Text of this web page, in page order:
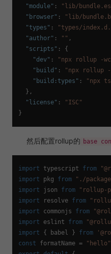
"module" : "lib/
"browser" : "lib/
"types" : "types/
"author" : "" ,
"scripts" :
{
"dev" : "npx rollup -
"build" :
"npx rollup
"build:types" : "npx
} ,
"license" :
"ISC"
}
然后配置rollup的 base
import typescript from
import pkg from "./
import json from "rollup-
import resolve from
import commonjs from
import eslint from
import { babel } from
const formatName = "hello"